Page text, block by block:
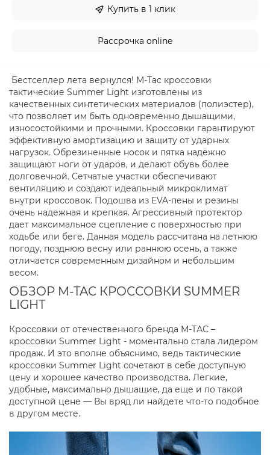
Купить в 1 клик
Рассрочка online
Бестселлер лета вернулся! M-Tac кроссовки
тактические Summer Light изготовлены из
качественных синтетических материалов (полиэстер),
что позволяет им быть одновременно дышащими,
износостойкими и прочными. Кроссовки гарантируют
эффективную амортизацию и защиту от ударных
нагрузок. Обрезиненные носок и пятка надёжно
защищают ноги от ударов, и делают обувь более
долговечной. Сетчатые участки обеспечивают
вентиляцию и создают идеальный микроклимат
внутри кроссовок. Подошва из EVA-пены и резины
очень надежная и крепкая. Агрессивный протектор
дает максимальное сцепление с поверхностью при
ходьбе или беге. Данная модель рассчитана на летнюю
погоду, позднюю весну или раннюю осень, а также
отличается современным дизайном и небольшим
весом.
ОБЗОР M-TAC КРОССОВКИ SUMMER
LIGHT
Кроссовки от отечественного бренда М-ТАС –
кроссовки Summer Light - моментально стала лидером
продаж. И это вполне объяснимо, ведь тактические
кроссовки Summer Light сочетают в себе доступную
цену и хорошее качество производства. Легкие,
удобные, максимально дышащие, да еще и по такой
доступной цене — Вы вряд ли найдете что-то подобное
в другом месте.